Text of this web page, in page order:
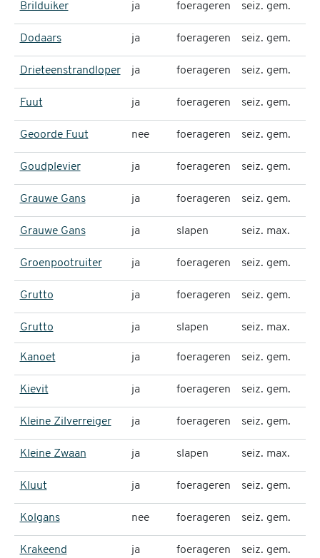
Brilduiker ja foerageren seiz. gem.
Dodaars ja foerageren seiz. gem.
Drieteenstrandloper ja foerageren seiz. gem.
Fuut ja foerageren seiz. gem.
Geoorde Fuut nee foerageren seiz. gem.
Goudplevier ja foerageren seiz. gem.
Grauwe Gans ja foerageren seiz. gem.
Grauwe Gans ja slapen seiz. max.
Groenpootruiter ja foerageren seiz. gem.
Grutto ja foerageren seiz. gem.
Grutto ja slapen seiz. max.
Kanoet ja foerageren seiz. gem.
Kievit ja foerageren seiz. gem.
Kleine Zilverreiger ja foerageren seiz. gem.
Kleine Zwaan ja slapen seiz. max.
Kluut ja foerageren seiz. gem.
Kolgans nee foerageren seiz. gem.
Krakeend ja foerageren seiz. gem.